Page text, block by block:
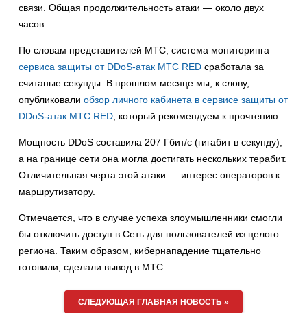
связи. Общая продолжительность атаки — около двух
часов.
По словам представителей МТС, система мониторинга
сервиса защиты от DDoS-атак МТС RED сработала за
считаные секунды. В прошлом месяце мы, к слову,
опубликовали обзор личного кабинета в сервисе защиты от
DDoS-атак МТС RED, который рекомендуем к прочтению.
Мощность DDoS составила 207 Гбит/с (гигабит в секунду),
а на границе сети она могла достигать нескольких терабит.
Отличительная черта этой атаки — интерес операторов к
маршрутизатору.
Отмечается, что в случае успеха злоумышленники смогли
бы отключить доступ в Сеть для пользователей из целого
региона. Таким образом, кибернападение тщательно
готовили, сделали вывод в МТС.
СЛЕДУЮЩАЯ ГЛАВНАЯ НОВОСТЬ »